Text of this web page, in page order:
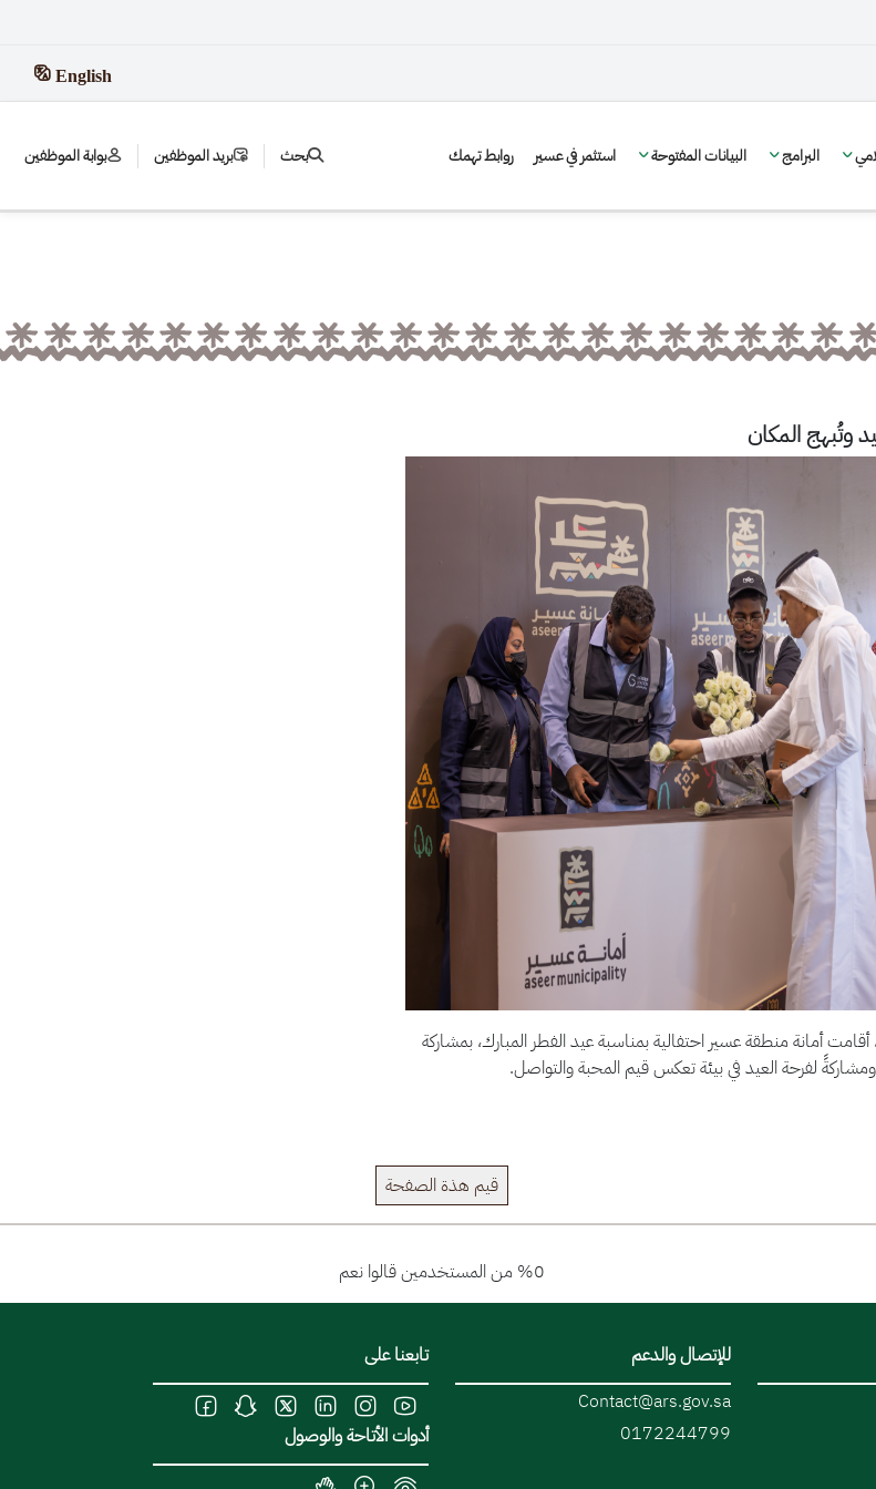
English
البرامج البيانات المفتوحة استثمر في عسير روابط تهمك بحث بريد الموظفين بوابة الموظفين
وتُبهج المكان
أمانة منطقة عسير احتفالية بمناسبة عيد الفطر المبارك، بمشاركة
ومشاركةً لفرحة العيد في بيئة تعكس قيم المحبة والتواصل.
قيم هذة الصفحة
%0 من المستخدمين قالوا نعم
للإتصال والدعم
Contact@ars.gov.sa
0172244799
تابعنا على
أدوات الأتاحة والوصول